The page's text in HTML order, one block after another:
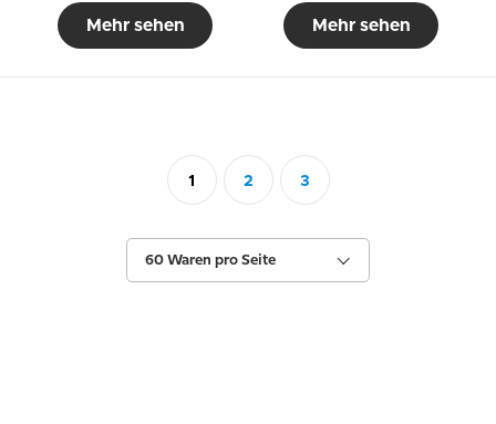
Mehr sehen Mehr sehen
1 2 3
60 Waren pro Seite